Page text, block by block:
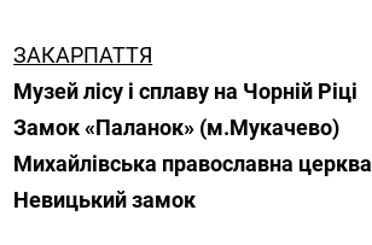
ЗАКАРПАТТЯ
Музей лісу і сплаву на Чорній Ріці
Замок «Паланок» (м.Мукачево)
Михайлівська православна церква
Невицький замок